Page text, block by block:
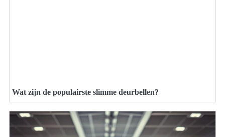
Wat zijn de populairste slimme deurbellen?